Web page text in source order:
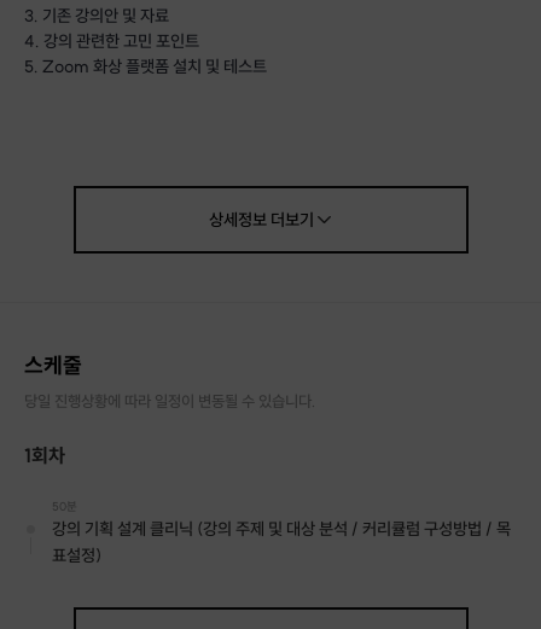
3. 기존 강의안 및 자료
4. 강의 관련한 고민 포인트
5. Zoom 화상 플랫폼 설치 및 테스트
상세정보더보기
스케줄
당일 진행상황에 따라 일정이 변동될 수 있습니다.
1회차
50분
강의 기획 설계 클리닉 (강의 주제 및 대상 분석 / 커리큘럼 구성방법 / 목
표설정)